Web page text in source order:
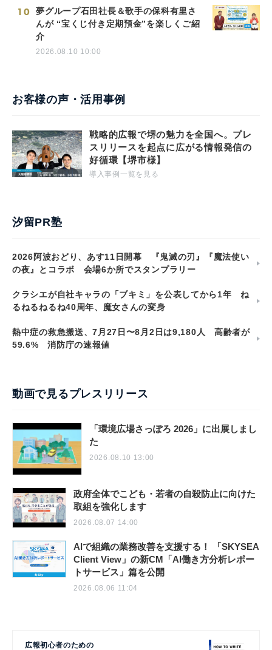
10
夢グループ石田社長＆歌手の保科有里さ
んが “宝くじ付き定期預金”を楽しくご紹
介
2026.08.10 10:00
お客様の声・活用事例
戦略的広報で堺の魅力を全国へ。プレ
スリリースを起点に広がる情報発信の
好循環【堺市様】
導入事例一覧を見る
汐留PR塾
2026阿波おどり、あす11日開幕 『鬼滅の刃』『魔法使い
の夜』とコラボ 会場6か所でスタンプラリー
クラシエが自社キャラの「ブキミ」を公表してから1年 ね
るねるねるね40周年、魔女さんの変身
熱中症の救急搬送、7月27日〜8月2日は9,180人 高齢者が
59.6% 消防庁の速報値
動画で見るプレスリリース
「環境広場さっぽろ 2026」に出展しまし
た
2026.08.10 13:00
政府全体でこども・若者の自殺防止に向けた
取組を強化します
2026.08.07 14:00
AIで組織の業務改善を支援する！ 「SKYSEA
Client View」の新CM「AI働き方分析レポー
トサービス」篇を公開
2026.08.06 11:04
広報初心者のための